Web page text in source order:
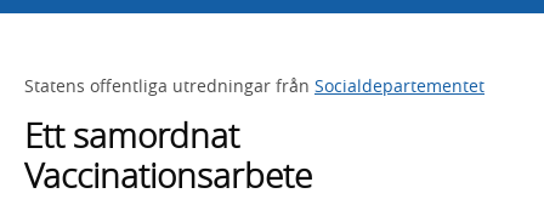
Statens offentliga utredningar från Socialdepartementet
Ett samordnat
Vaccinationsarbete